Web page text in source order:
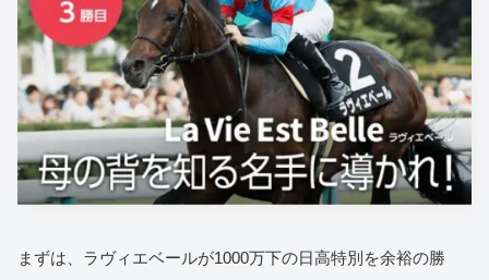
まずは、ラヴィエベールが1000万下の日高特別を余裕の勝